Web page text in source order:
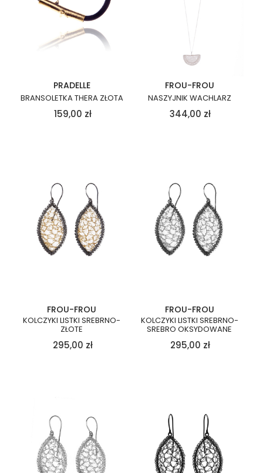
PRADELLE
BRANSOLETKA THERA ZŁOTA
159,00 zł
FROU-FROU
NASZYJNIK WACHLARZ
344,00 zł
FROU-FROU
KOLCZYKI LISTKI SREBRNO-
ZŁOTE
295,00 zł
FROU-FROU
KOLCZYKI LISTKI SREBRNO-
SREBRO OKSYDOWANE
295,00 zł